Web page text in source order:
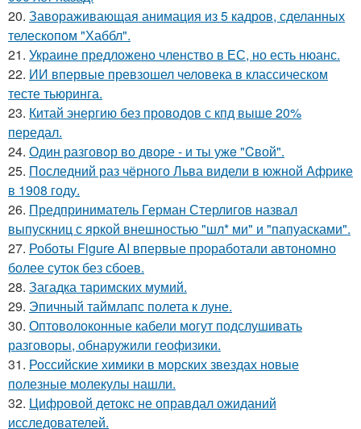
20. Завораживающая анимация из 5 кадров, сделанных
телескопом "Хаббл".
21. Украине предложено членство в ЕС, но есть нюанс.
22. ИИ впервые превзошел человека в классическом
тесте тьюринга.
23. Китай энергию без проводов с кпд выше 20%
передал.
24. Один разговoр во двоpе - и ты ужe "Cвой".
25. Последний раз чёрного Льва видели в южной Африке
в 1908 году.
26. Предприниматель Герман Стерлигов назвал
выпускниц с яркой внешностью "шл* ми" и "папуасками".
27. Роботы Figure AI впервые проработали автономно
более суток без сбоев.
28. Загадка таримских мумий.
29. Эпичный таймлапс полета к луне.
30. Оптоволоконные кабели могут подслушивать
разговоры, обнаружили геофизики.
31. Российские химики в морских звездах новые
полезные молекулы нашли.
32. Цифровой детокс не оправдал ожиданий
исследователей.